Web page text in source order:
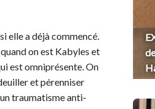
elle a déjà commencé.
on est Kabyles et
est omniprésente. On
et pérenniser
traumatisme anti-